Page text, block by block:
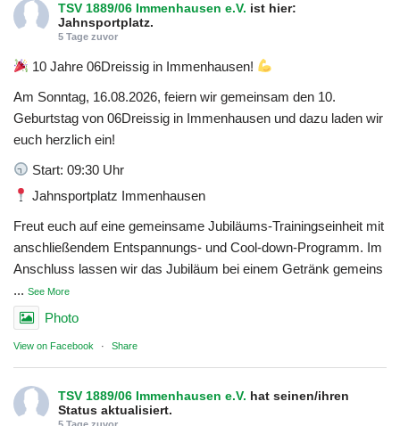
TSV 1889/06 Immenhausen e.V. ist hier:
Jahnsportplatz.
5 Tage zuvor
10 Jahre 06Dreissig in Immenhausen!
Am Sonntag, 16.08.2026, feiern wir gemeinsam den 10.
Geburtstag von 06Dreissig in Immenhausen und dazu laden wir
euch herzlich ein!
Start: 09:30 Uhr
Jahnsportplatz Immenhausen
Freut euch auf eine gemeinsame Jubiläums-Trainingseinheit mit
anschließendem Entspannungs- und Cool-down-Programm. Im
Anschluss lassen wir das Jubiläum bei einem Getränk gemeins
... See More
Photo
View on Facebook · Share
TSV 1889/06 Immenhausen e.V. hat seinen/ihren
Status aktualisiert.